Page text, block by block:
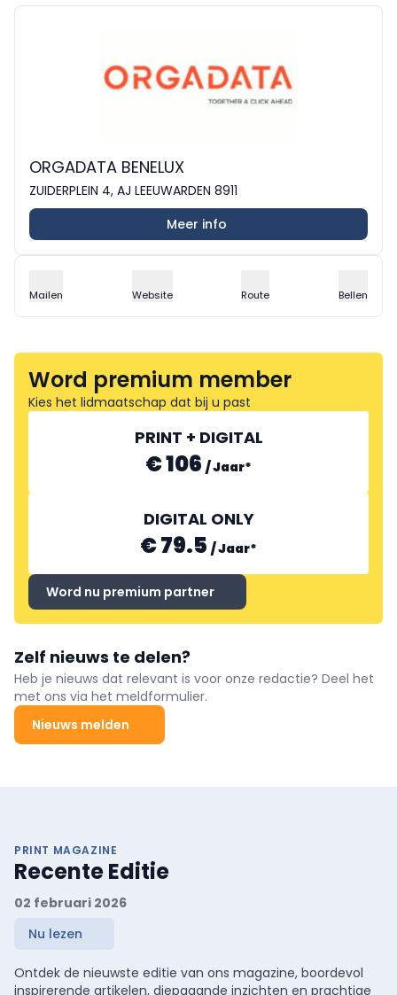
ORGADATA BENELUX
ZUIDERPLEIN 4, AJ LEEUWARDEN 8911
Meer info
Mailen Website Route Bellen
Word premium member
Kies het lidmaatschap dat bij u past
PRINT + DIGITAL
€ 106 /Jaar*
DIGITAL ONLY
€ 79.5 /Jaar*
Word nu premium partner
Zelf nieuws te delen?
Heb je nieuws dat relevant is voor onze redactie? Deel het
met ons via het meldformulier.
Nieuws melden
PRINT MAGAZINE
Recente Editie
02 februari 2026
Nu lezen
Ontdek de nieuwste editie van ons magazine, boordevol
inspirerende artikelen, diepgaande inzichten en prachtige